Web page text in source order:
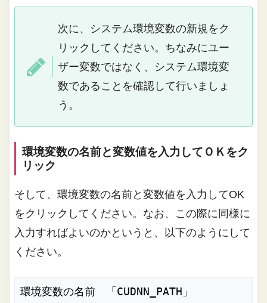
次に、システム環境変数の新規をク
リックしてください。ちなみにユー
ザー変数ではなく、システム環境変
数であることを確認して行いましょ
う。
環境変数の名前と変数値を入力してＯＫをク
リック
そして、環境変数の名前と変数値を入力してOK
をクリックしてください。なお、この際に同様に
入力すればよいのかというと、以下のようにして
ください。
環境変数の名前　「CUDNN_PATH」